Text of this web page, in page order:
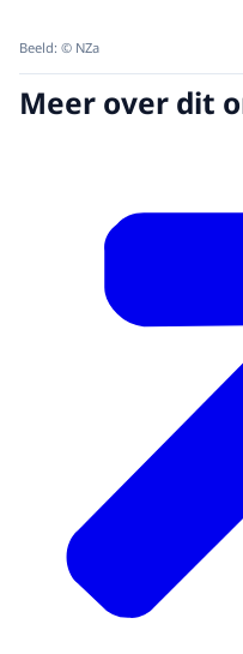
via het
Verscherpt
We plaatsten
Met het
en het
Beeld: © NZa
Meer over dit